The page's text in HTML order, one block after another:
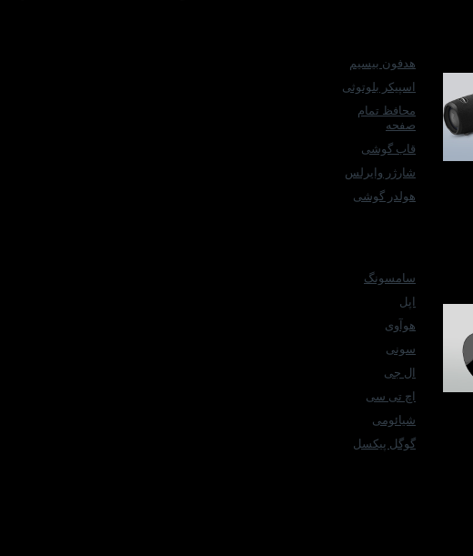
هدفون بیسیم
اسپیکر بلوتوثی
محافظ تمام
صفحه
قاب گوشی
شارژر وایرلس
هولدر گوشی
سامسونگ
اپل
هوآوی
سونی
ال جی
اچ تی سی
شیائومی
گوگل پیکسل